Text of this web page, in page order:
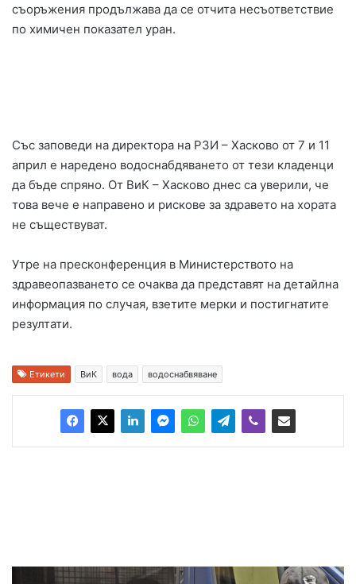
съоръжения продължава да се отчита несъответствие
по химичен показател уран.
Със заповеди на директора на РЗИ – Хасково от 7 и 11
април е наредено водоснабдяването от тези кладенци
да бъде спряно. От ВиК – Хасково днес са уверили, че
това вече е направено и рискове за здравето на хората
не съществуват.
Утре на пресконференция в Министерството на
здравеопазването се очаква да представят на детайлна
информация по случая, взетите мерки и постигнатите
резултати.
Етикети ВиК вода водоснабвяване